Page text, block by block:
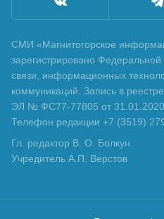
СМИ «Магнитогорское
зарегистрировано
связи, информационных
коммуникаций. Запись в
ЭЛ № ФС77-77805 от 31.01.2020
Телефон редакции +7 (3519)
Гл. редактор В. О. Болкун
Учредитель А.П. Верстов